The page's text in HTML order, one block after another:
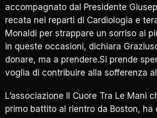
accompagnato dal Presidente
recata nei reparti di Cardiologia e
Monaldi per strappare un sorriso ai
in queste occasioni, dichiara
donare, ma a prendere.Si prende
voglia di contribuire alla sofferenza
L’associazione Il Cuore Tra Le Mani
primo battito al rientro da Boston, ha